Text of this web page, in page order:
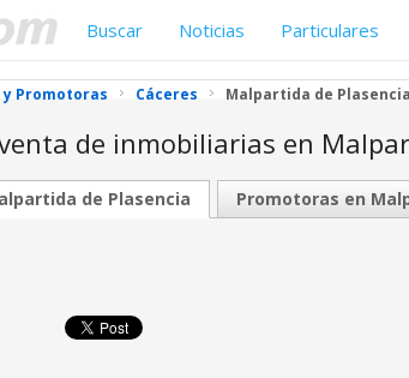
Buscar Noticias Particulares
Promotoras Cáceres Malpartida de Plasencia
de inmobiliarias en
de Plasencia Promotoras en